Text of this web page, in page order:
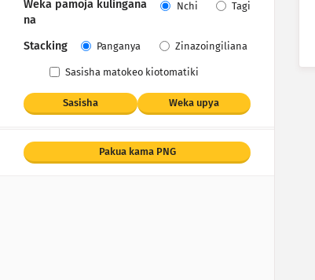
Weka pamoja kulingana
na
Nchi Tagi
Stacking Panganya Zinazoingiliana
Sasisha matokeo kiotomatiki
Sasisha Weka upya
Pakua kama PNG